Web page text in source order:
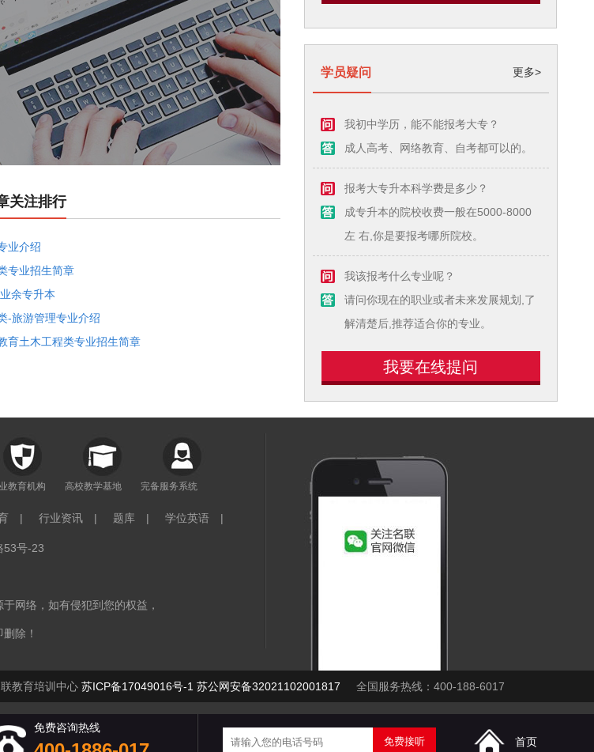
关注排行
业介绍
专业招生简章
余专升本
-旅游管理专业介绍
育土木工程类专业招生简章
学员疑问 更多>
我初中学历，能不能报考大专？
成人高考、网络教育、自考都可以的。
报考大专升本科学费是多少？
成专升本的院校收费一般在5000-8000
左 右,你是要报考哪所院校。
我该报考什么专业呢？
请问你现在的职业或者未来发展规划,了
解清楚后,推荐适合你的专业。
我要在线提问
教育机构 高校教学基地 完备服务系统
| 行业资讯 | 题库 | 学位英语 |
53号-23
网络，如有侵犯到您的权益，
除！
教育培训中心 苏ICP备17049016号-1 苏公网安备32021102001817 全国服务热线：400-188-6017
免费咨询热线
首页